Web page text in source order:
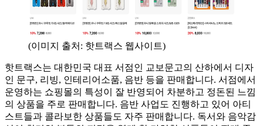
(이미지 출처: 핫트랙스 웹사이트)
핫트랙스는 대한민국 대표 서점인 교보문고의 산하에서 디자
인 문구, 리빙, 인테리어소품, 음반 등을 판매합니다. 서점에서
운영하는 쇼핑몰의 특성이 잘 반영되어 차분하고 정돈된 느낌
의 상품을 주로 판매합니다. 음반 사업도 진행하고 있어 아티
스트들과 콜라보한 상품들도 자주 판매합니다. 독서와 음악감